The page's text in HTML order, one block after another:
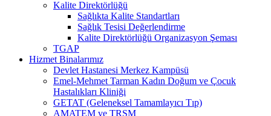
Kalite Direktörlüğü
Sağlıkta Kalite Standartları
Sağlık Tesisi Değerlendirme
Kalite Direktörlüğü Organizasyon Şeması
TGAP
Hizmet Binalarımız
Devlet Hastanesi Merkez Kampüsü
Emel-Mehmet Tarman Kadın Doğum ve Çocuk
Hastalıkları Kliniği
GETAT (Geleneksel Tamamlayıcı Tıp)
AMATEM ve TRSM